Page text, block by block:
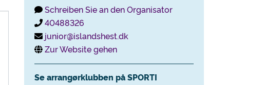
Schreiben Sie an den Organisator
40488326
junior@islandshest.dk
Zur Website gehen
Se arrangørklubben på SPORTI